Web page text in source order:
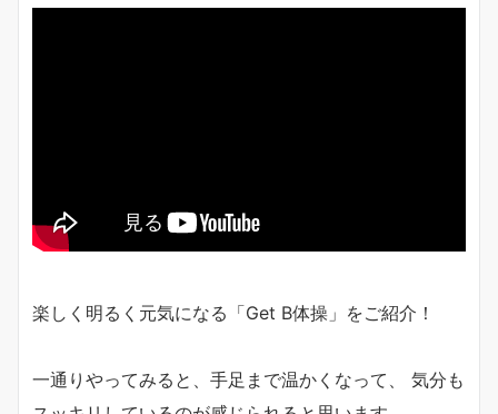
楽しく明るく元気になる「Get B体操」をご紹介！
一通りやってみると、手足まで温かくなって、 気分も